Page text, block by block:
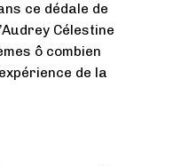
ce dédale de
Célestine
ô combien
de la